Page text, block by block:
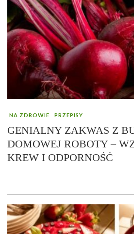
NA ZDROWIE PRZEPISY
GENIALNY ZAKWAS Z
DOMOWEJ ROBOTY –
KREW I ODPORNOŚĆ